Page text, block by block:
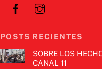
POSTS RECIENTES
SOBRE LOS
CANAL 11